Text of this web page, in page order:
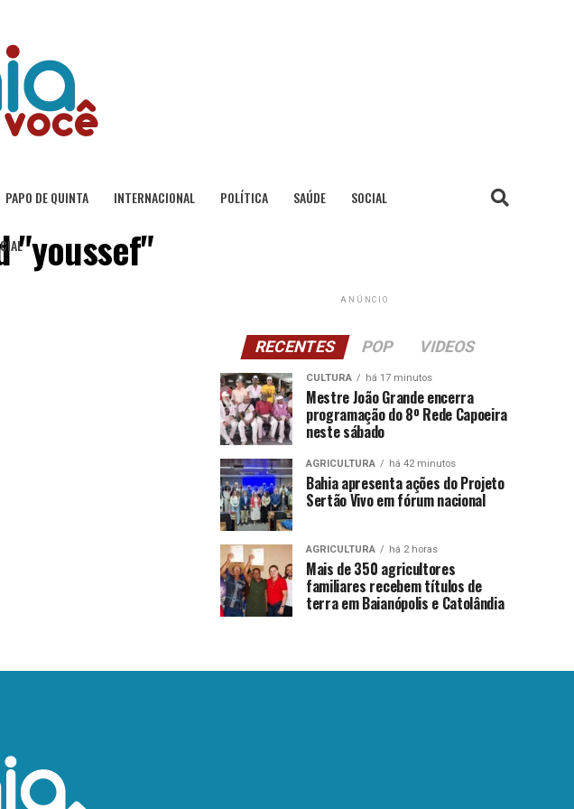
PAPO DE QUINTA INTERNACIONAL POLÍTICA SAÚDE SOCIAL
"youssef"
ANÚNCIO
RECENTES POP VIDEOS
CULTURA há 17 minutos
Mestre João Grande encerra
programação do 8º Rede Capoeira
neste sábado
AGRICULTURA há 42 minutos
Bahia apresenta ações do Projeto
Sertão Vivo em fórum nacional
AGRICULTURA há 2 horas
Mais de 350 agricultores
familiares recebem títulos de
terra em Baianópolis e Catolândia